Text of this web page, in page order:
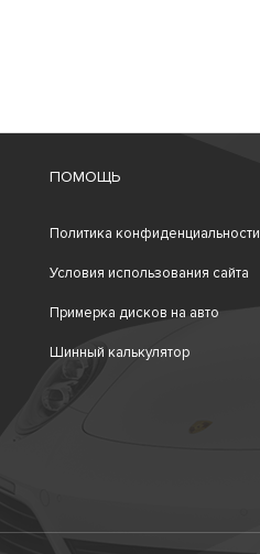
ПОМОЩЬ
Политика конфиденциальности
Условия использования сайта
Примерка дисков на авто
Шинный калькулятор